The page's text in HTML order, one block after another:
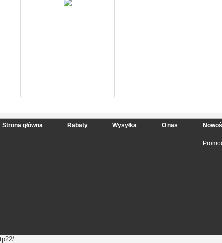
Strona główna Rabaty Wysyłka O nas
tp22/